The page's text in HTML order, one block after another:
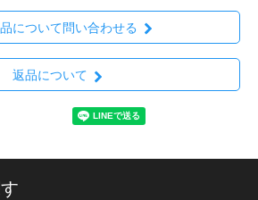
について問い合わせる
返品について